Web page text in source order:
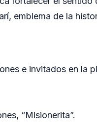
emblema de la
e invitados en la
“Misionerita”.